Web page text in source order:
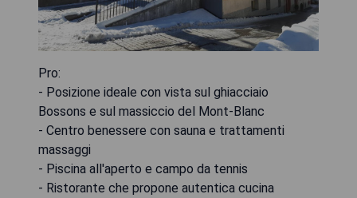
Pro:
- Posizione ideale con vista sul ghiacciaio
Bossons e sul massiccio del Mont-Blanc
- Centro benessere con sauna e trattamenti
massaggi
- Piscina all'aperto e campo da tennis
- Ristorante che propone autentica cucina